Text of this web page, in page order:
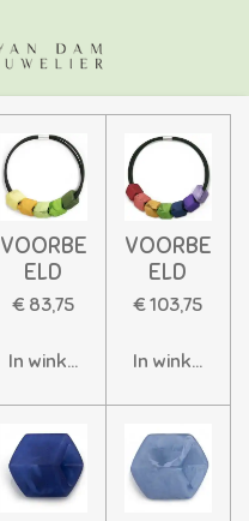
VOORBE
ELD
€ 83,75
In winkelwagen
VOORBE
ELD
€ 103,75
In